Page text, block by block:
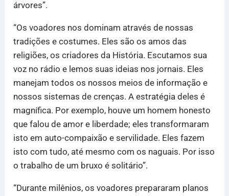
árvores”.
“Os voadores nos dominam através de nossas
tradições e costumes. Eles são os amos das
religiões, os criadores da História. Escutamos sua
voz no rádio e lemos suas ideias nos jornais. Eles
manejam todos os nossos meios de informação e
nossos sistemas de crenças. A estratégia deles é
magnífica. Por exemplo, houve um homem honesto
que falou de amor e liberdade; eles transformaram
isto em auto-compaixão e servilidade. Eles fazem
isto com tudo, até mesmo com os naguais. Por isso
o trabalho de um bruxo é solitário”.
“Durante milênios, os voadores prepararam planos